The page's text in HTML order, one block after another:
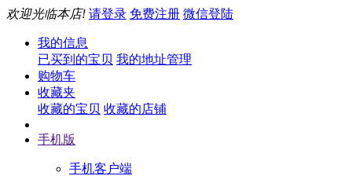
欢迎光临本店! 请登录 免费注册 微信登陆
我的信息
已买到的宝贝 我的地址管理
购物车
收藏夹
收藏的宝贝 收藏的店铺
手机版
手机客户端